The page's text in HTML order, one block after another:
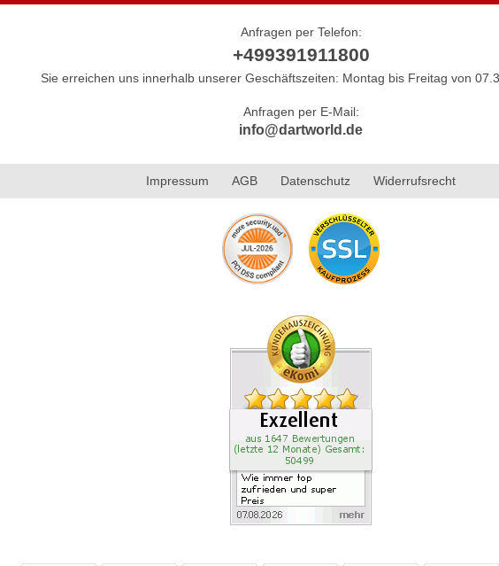
Anfragen per Telefon:
+499391911800
Sie erreichen uns innerhalb unserer Geschäftszeiten: Montag bis Freitag von
Anfragen per E-Mail:
info@dartworld.de
Impressum AGB Datenschutz Widerrufsrecht